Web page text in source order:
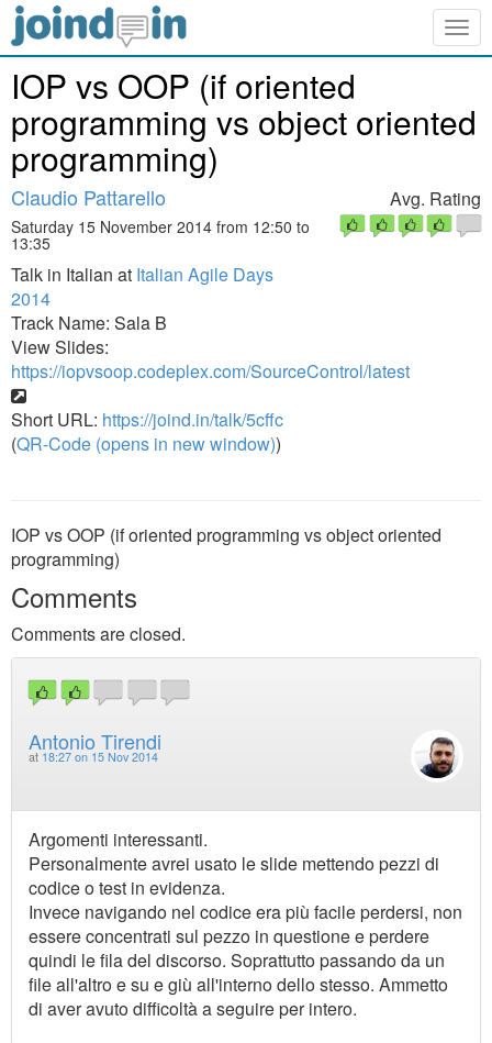
IOP vs OOP (if oriented
programming vs object oriented
programming)
Claudio Pattarello
Saturday 15 November 2014 from 12:50 to
13:35
Talk in Italian at Italian Agile Days
2014
Track Name: Sala B
View Slides:
https://iopvsoop.codeplex.com/SourceControl/latest
Short URL: https://joind.in/talk/5cffc
(QR-Code (opens in new window))
Avg. Rating
IOP vs OOP (if oriented programming vs object oriented
programming)
Comments
Comments are closed.
Antonio Tirendi
at 18:27 on 15 Nov 2014
Argomenti interessanti.
Personalmente avrei usato le slide mettendo pezzi di
codice o test in evidenza.
Invece navigando nel codice era più facile perdersi, non
essere concentrati sul pezzo in questione e perdere
quindi le fila del discorso. Soprattutto passando da un
file all'altro e su e giù all'interno dello stesso. Ammetto
di aver avuto difficoltà a seguire per intero.